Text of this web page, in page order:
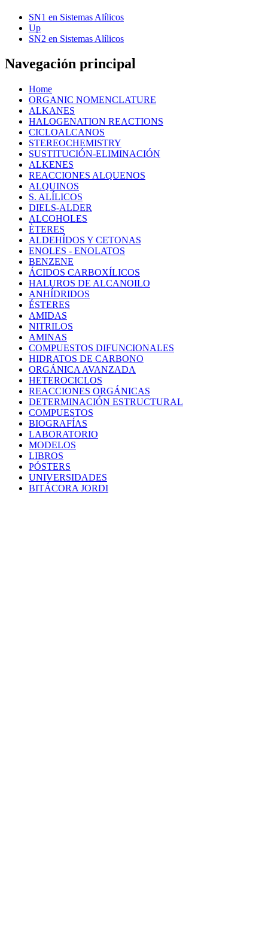
SN1 en Sistemas Alílicos
Up
SN2 en Sistemas Alílicos
Navegación principal
Home
ORGANIC NOMENCLATURE
ALKANES
HALOGENATION REACTIONS
CICLOALCANOS
STEREOCHEMISTRY
SUSTITUCIÓN-ELIMINACIÓN
ALKENES
REACCIONES ALQUENOS
ALQUINOS
S. ALÍLICOS
DIELS-ALDER
ALCOHOLES
ÈTERES
ALDEHÍDOS Y CETONAS
ENOLES - ENOLATOS
BENZENE
ÁCIDOS CARBOXÍLICOS
HALUROS DE ALCANOILO
ANHÍDRIDOS
ÉSTERES
AMIDAS
NITRILOS
AMINAS
COMPUESTOS DIFUNCIONALES
HIDRATOS DE CARBONO
ORGÁNICA AVANZADA
HETEROCICLOS
REACCIONES ORGÁNICAS
DETERMINACIÓN ESTRUCTURAL
COMPUESTOS
BIOGRAFÍAS
LABORATORIO
MODELOS
LIBROS
PÓSTERS
UNIVERSIDADES
BITÁCORA JORDI